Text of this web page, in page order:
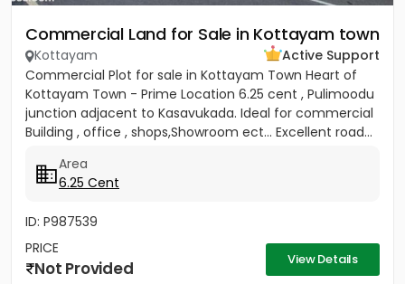
Commercial Land for Sale in Kottayam town
Kottayam
Active Support
Commercial Plot for sale in Kottayam Town Heart of
Kottayam Town - Prime Location 6.25 cent , Pulimoodu
junction adjacent to Kasavukada. Ideal for commercial
Building , office , shops,Showroom ect... Excellent road...
Area
6.25 Cent
ID: P987539
PRICE
Not Provided View Details